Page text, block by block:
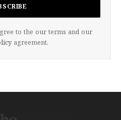
to the our terms and our
agreement.